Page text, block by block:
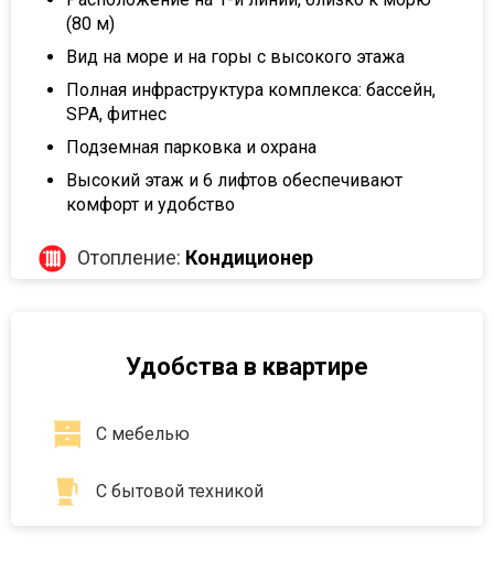
(80 м)
Вид на море и на горы с высокого этажа
Полная инфраструктура комплекса: бассейн,
SPA, фитнес
Подземная парковка и охрана
Высокий этаж и 6 лифтов обеспечивают
комфорт и удобство
Отопление: Кондиционер
Удобства в квартире
С мебелью
С бытовой техникой